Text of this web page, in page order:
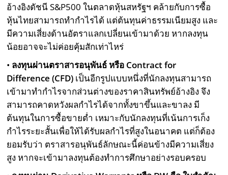
อ้างอิงดัชนี S&P500 ในตลาดหุ้นสหรัฐฯ คล้ายกับการซื้อ
หุ้นไทยสามารถทำกำไรได้ แต่ต้นทุนค่าธรรมเนียมสูง และ
มีความเสี่ยงด้านอัตราแลกเปลี่ยนเข้ามาด้วย หากลงทุน
น้อยอาจจะไม่ค่อยคุ้มสักเท่าไหร่
• ลงทุนผ่านตราสารอนุพันธ์ หรือ Contract for
Difference (CFD) เป็นอีกรูปแบบหนึ่งที่นักลงทุนสามารถ
เข้ามาทำกำไรจากส่วนต่างของราคาสินทรัพย์อ้างอิง จึง
สามารถคาดหวังผลกำไรได้จากทั้งขาขึ้นและขาลง มี
ต้นทุนในการซื้อขายต่ำ เหมาะกับนักลงทุนที่เน้นการเก็ง
กำไรระยะสั้นเพื่อให้ได้รับผลกำไรที่สูงในอนาคต แต่ก็ต้อง
ยอมรับว่า ตราสารอนุพันธ์ลักษณะนี้ค่อนข้างมีความเสี่ยง
สูง หากจะเข้ามาลงทุนต้องทำการศึกษาอย่างรอบครอบ